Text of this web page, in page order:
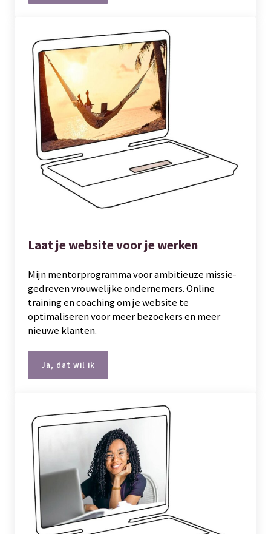
Laat je website voor je werken
Mijn mentorprogramma voor ambitieuze missie-
gedreven vrouwelijke ondernemers. Online
training en coaching om je website te
optimaliseren voor meer bezoekers en meer
nieuwe klanten.
Ja, dat wil ikLaat je website voor je werken